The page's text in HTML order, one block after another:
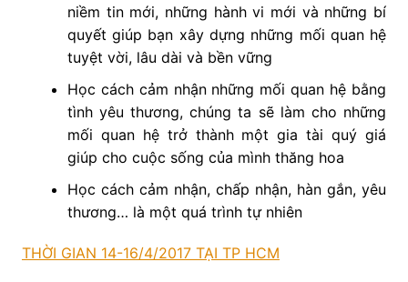
niềm tin mới, những hành vi mới và những bí
quyết giúp bạn xây dựng những mối quan hệ
tuyệt vời, lâu dài và bền vững
Học cách cảm nhận những mối quan hệ bằng
tình yêu thương, chúng ta sẽ làm cho những
mối quan hệ trở thành một gia tài quý giá
giúp cho cuộc sống của mình thăng hoa
Học cách cảm nhận, chấp nhận, hàn gắn, yêu
thương… là một quá trình tự nhiên
THỜI GIAN 14-16/4/2017 TẠI TP HCM